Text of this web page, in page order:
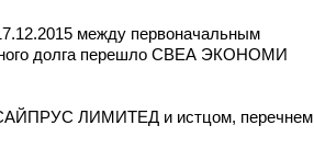
между первоначальным
долга перешло СВЕА ЭКОНОМИ
САЙПРУС ЛИМИТЕД и истцом, перечнем